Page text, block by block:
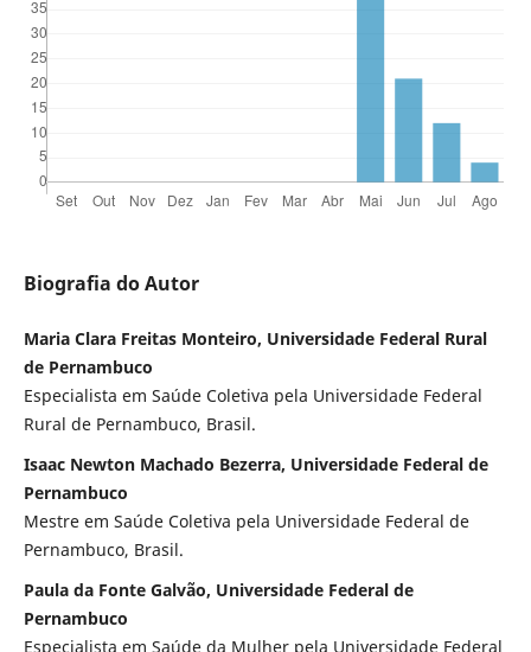
Biografia do Autor
Maria Clara Freitas Monteiro, Universidade Federal Rural
de Pernambuco
Especialista em Saúde Coletiva pela Universidade Federal
Rural de Pernambuco, Brasil.
Isaac Newton Machado Bezerra, Universidade Federal de
Pernambuco
Mestre em Saúde Coletiva pela Universidade Federal de
Pernambuco, Brasil.
Paula da Fonte Galvão, Universidade Federal de
Pernambuco
Especialista em Saúde da Mulher pela Universidade Federal